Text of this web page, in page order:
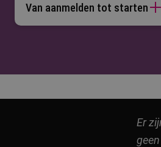
Van aanmelden tot starten
Er